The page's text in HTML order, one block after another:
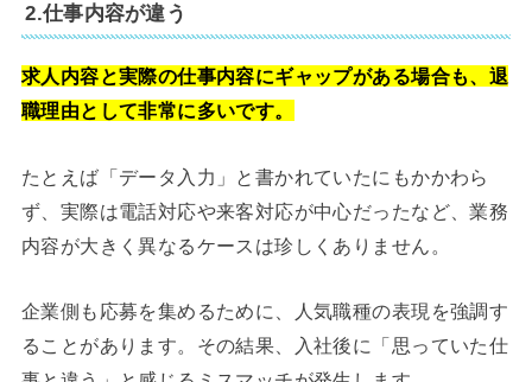
2.仕事内容が違う
求人内容と実際の仕事内容にギャップがある場合も、退
職理由として非常に多いです。
たとえば「データ入力」と書かれていたにもかかわら
ず、実際は電話対応や来客対応が中心だったなど、業務
内容が大きく異なるケースは珍しくありません。
企業側も応募を集めるために、人気職種の表現を強調す
ることがあります。その結果、入社後に「思っていた仕